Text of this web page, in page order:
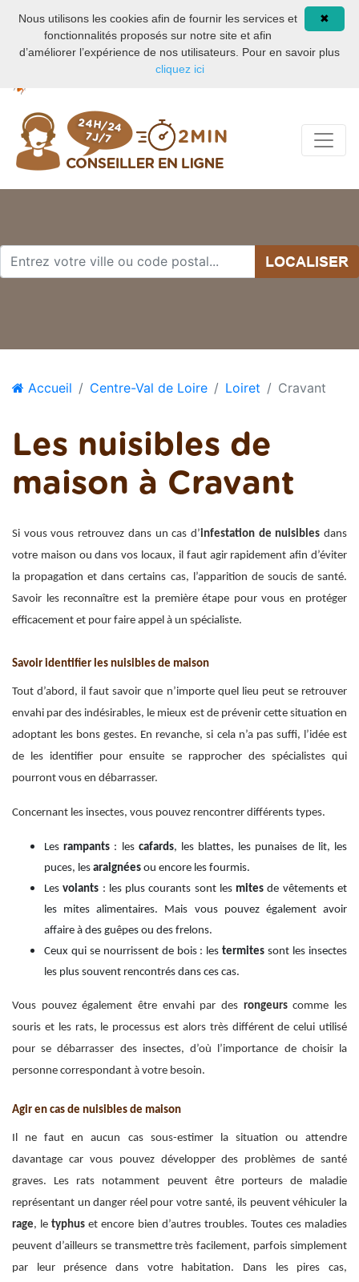
Nuisible de maison 08 93 02 00 21
LOCALISER
Accueil Centre-Val de Loire Loiret Cravant
Les nuisibles de
maison à Cravant
Si vous vous retrouvez dans un cas d’infestation de nuisibles dans
votre maison ou dans vos locaux, il faut agir rapidement afin d’éviter
la propagation et dans certains cas, l’apparition de soucis de santé.
Savoir les reconnaître est la première étape pour vous en protéger
efficacement et pour faire appel à un spécialiste.
Savoir identifier les nuisibles de maison
Tout d’abord, il faut savoir que n’importe quel lieu peut se retrouver
envahi par des indésirables, le mieux est de prévenir cette situation en
adoptant les bons gestes. En revanche, si cela n’a pas suffi, l’idée est
de les identifier pour ensuite se rapprocher des spécialistes qui
pourront vous en débarrasser.
Concernant les insectes, vous pouvez rencontrer différents types.
Lesrampants : les cafards, les blattes, les punaises de lit, les
puces, les araignées ou encore les fourmis.
Lesvolants : les plus courants sont les mitesde vêtements et
les mites alimentaires. Mais vous pouvez également avoir
affaire à des guêpes ou des frelons.
Ceux qui se nourrissent de bois : lestermitessont les insectes
les plus souvent rencontrés dans ces cas.
Vous pouvez également être envahi par des rongeurscomme les
souris et les rats, le processus est alors très différent de celui utilisé
pour se débarrasser des insectes, d’où l’importance de choisir la
personne correspondant à votre besoin.
Agir en cas de nuisibles de maison
Il ne faut en aucun cas sous-estimer la situation ou attendre
davantage car vous pouvez développer des problèmes de santé
graves. Les rats notamment peuvent être porteurs de maladie
représentant un danger réel pour votre santé, ils peuvent véhiculer la
rage, letyphuset encore bien d’autres troubles. Toutes ces maladies
peuvent d’ailleurs se transmettre très facilement, parfois simplement
par leur présence dans votre habitation. Dans les pires cas,
✖
Nous utilisons les cookies afin de fournir les services et
fonctionnalités proposés sur notre site et afin
d’améliorer l’expérience de nos utilisateurs. Pour en savoir plus
cliquez ici